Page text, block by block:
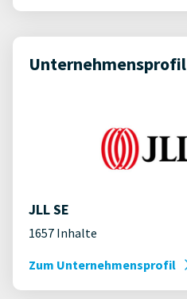
Unternehmensprofil
JLL SE
1657 Inhalte
Zum Unternehmensprofil